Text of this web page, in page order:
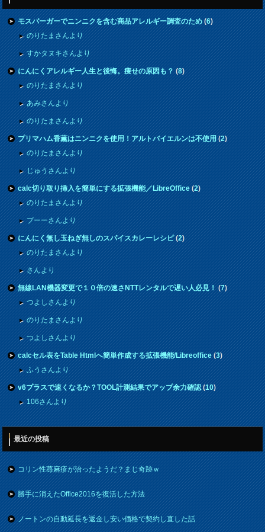
モスバーガーでニンニクを含む商品アレルギー調査のため(6)
のりたまさんより
すかタヌキさんより
にんにくアレルギー人生と後悔。痩せの原因も？(8)
のりたまさんより
あみさんより
のりたまさんより
プリマハム香薫はニンニクを使用！アルトバイエルンは不使用(2)
のりたまさんより
じゅうさんより
calc切り取り挿入を簡単にする拡張機能／LibreOffice(2)
のりたまさんより
プーーさんより
にんにく無し玉ねぎ無しのスパイスカレーレシピ(2)
のりたまさんより
さんより
無線LAN機器変更で１０倍の速さNTTレンタルで遅い人必見！(7)
つよしさんより
のりたまさんより
つよしさんより
calcセル表をTable Htmlへ簡単作成する拡張機能/Libreoffice(3)
ふうさんより
v6プラスで速くなるか？TOOL計測結果でアップ余力確認(10)
106さんより
最近の投稿
コリン性蕁麻疹が治ったようだ？まじ奇跡ｗ
勝手に消えたOffice2016を復活した方法
ノートンの自動延長を返金し安い価格で契約し直した話